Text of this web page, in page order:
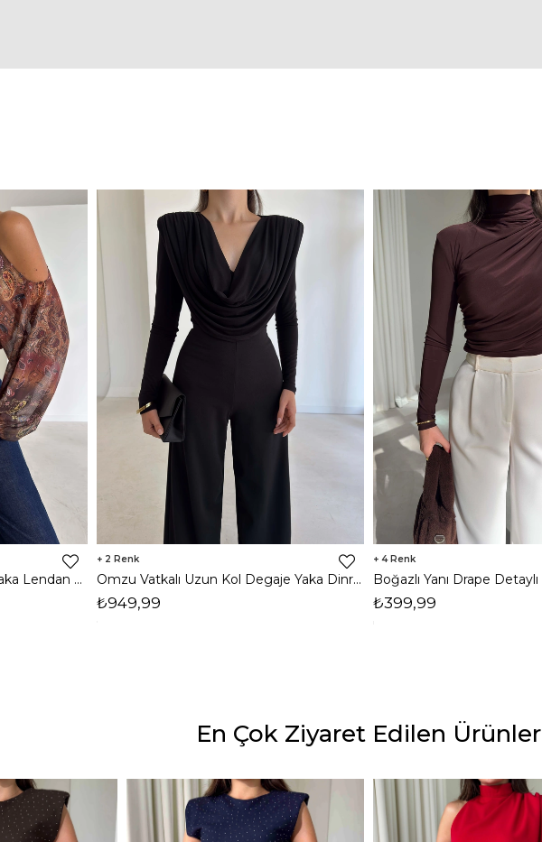
Açık Omuz Detaylı Yüksek Yaka Lendan Kahve Kadın bluz 26K026
2
Omzu Vatkalı Uzun Kol Degaje Yaka Dinre Kadın Siyah Bluz 26K101
₺949,99
4
₺399,99
En Çok Ziyaret Edilen Ürünler